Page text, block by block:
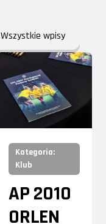
Wszystkie wpisy
Kategoria:
Klub
AP 2010
ORLEN